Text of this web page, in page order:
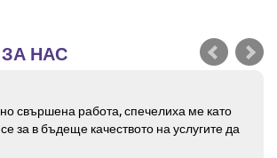
НАС
свършена работа, спечелиха ме като
за в бъдеще качеството на услугите да